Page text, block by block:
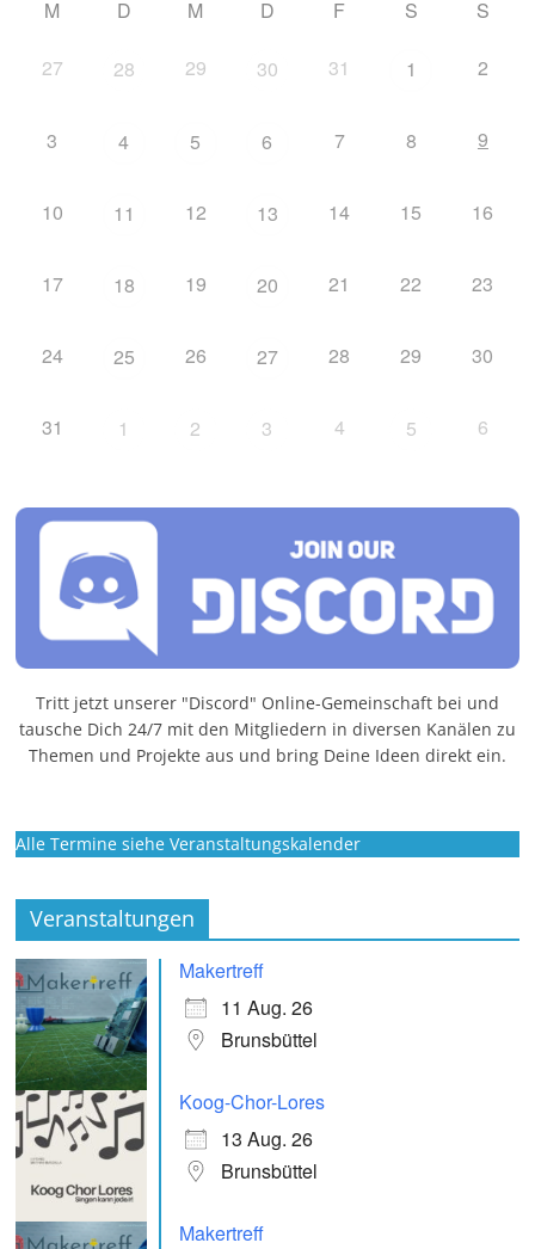
M D M D F S S
27 28 29 30 31 1 2
3 4 5 6 7 8 9
10 11 12 13 14 15 16
17 18 19 20 21 22 23
24 25 26 27 28 29 30
31 1 2 3 4 5 6
Tritt jetzt unserer "Discord" Online-Gemeinschaft bei und
tausche Dich 24/7 mit den Mitgliedern in diversen Kanälen zu
Themen und Projekte aus und bring Deine Ideen direkt ein.
Alle Termine siehe Veranstaltungskalender
Veranstaltungen
Makertreff
11 Aug. 26
Brunsbüttel
Koog-Chor-Lores
13 Aug. 26
Brunsbüttel
Makertreff